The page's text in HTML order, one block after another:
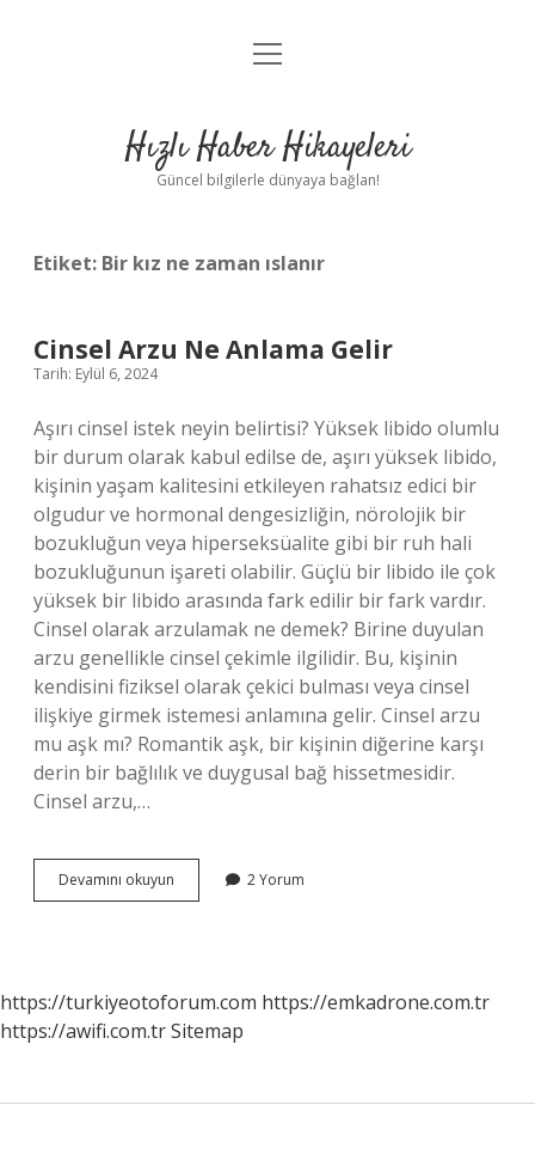
Anasayfa
Yasal Uyarı
menüyü
Hızlı Haber Hikayeleri
Güncel bilgilerle dünyaya bağlan!
Etiket: Bir kız ne zaman ıslanır
Cinsel Arzu Ne Anlama Gelir
Tarih: Eylül 6, 2024
Aşırı cinsel istek neyin belirtisi? Yüksek libido olumlu
bir durum olarak kabul edilse de, aşırı yüksek libido,
kişinin yaşam kalitesini etkileyen rahatsız edici bir
olgudur ve hormonal dengesizliğin, nörolojik bir
bozukluğun veya hiperseksüalite gibi bir ruh hali
bozukluğunun işareti olabilir. Güçlü bir libido ile çok
yüksek bir libido arasında fark edilir bir fark vardır.
Cinsel olarak arzulamak ne demek? Birine duyulan
arzu genellikle cinsel çekimle ilgilidir. Bu, kişinin
kendisini fiziksel olarak çekici bulması veya cinsel
ilişkiye girmek istemesi anlamına gelir. Cinsel arzu
mu aşk mı? Romantik aşk, bir kişinin diğerine karşı
derin bir bağlılık ve duygusal bağ hissetmesidir.
Cinsel arzu,…
Devamını okuyun
Arzu
2 Yorum
https://turkiyeotoforum.com https://emkadrone.com.tr
https://awifi.com.trSitemap